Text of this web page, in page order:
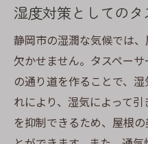
湿度対策としての
静岡市の湿潤な気候では
欠かせません。タスペー
の通り道を作ることで、
れにより、湿気によって
を抑制できるため、屋根